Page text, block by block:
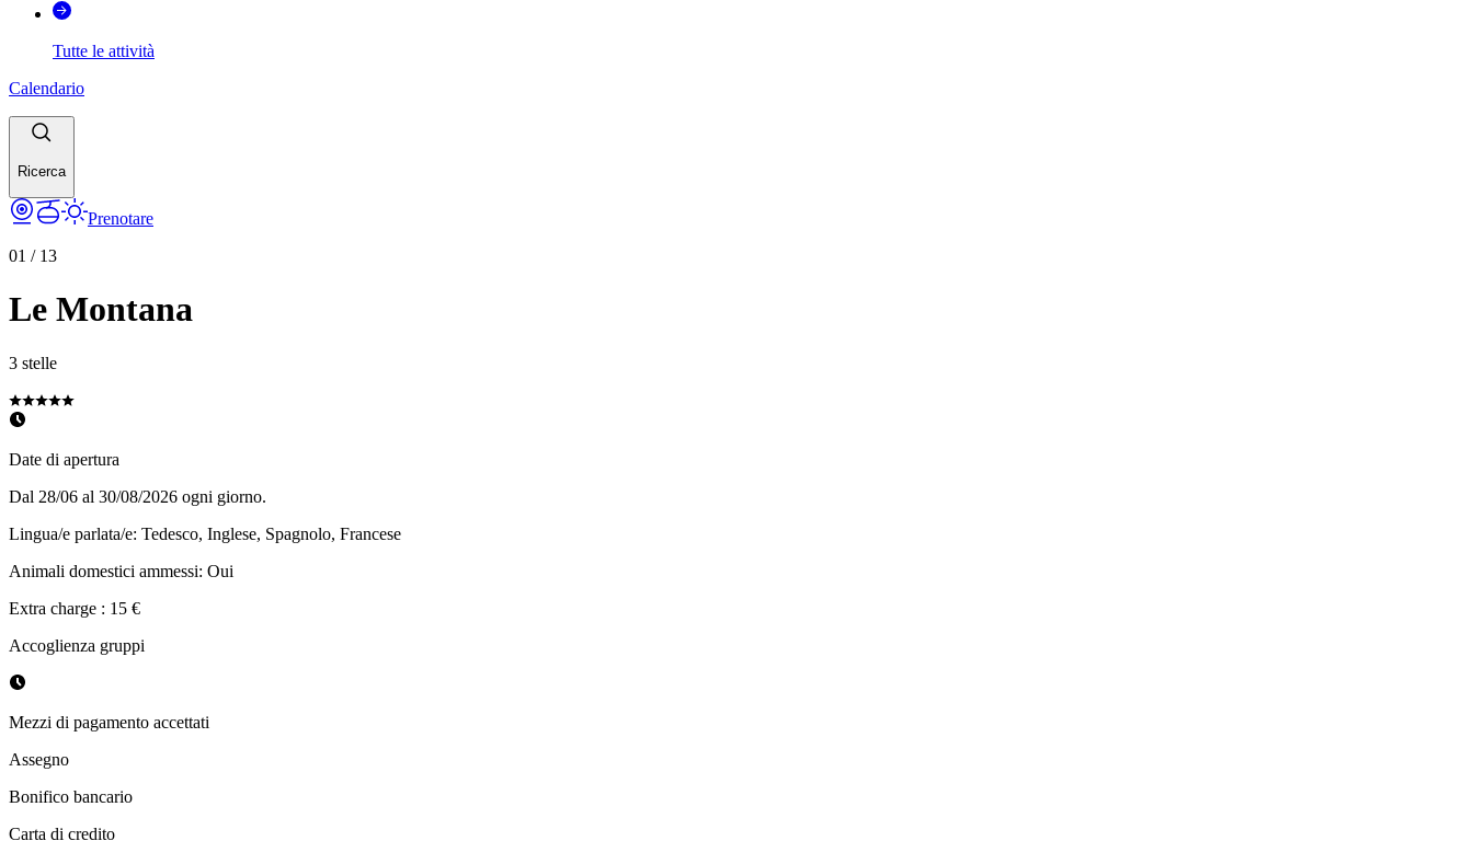
Tutte le attività
Calendario
Ricerca
Prenotare
01 / 13
Le Montana
3 stelle
Date di apertura
Dal 28/06 al 30/08/2026 ogni giorno.
Lingua/e parlata/e: Tedesco, Inglese, Spagnolo, Francese
Animali domestici ammessi: Oui
Extra charge : 15 €
Accoglienza gruppi
Mezzi di pagamento accettati
Assegno
Bonifico bancario
Carta di credito